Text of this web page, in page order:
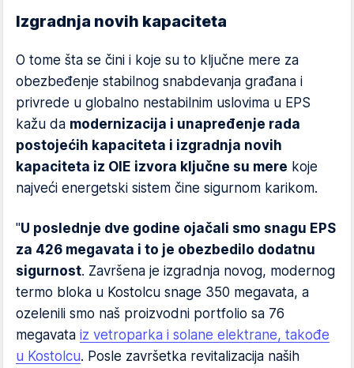
Izgradnja novih kapaciteta
O tome šta se čini i koje su to ključne mere za
obezbeđenje stabilnog snabdevanja građana i
privrede u globalno nestabilnim uslovima u EPS
kažu da modernizacija i unapređenje rada
postojećih kapaciteta i izgradnja novih
kapaciteta iz OIE izvora ključne su mere koje
najveći energetski sistem čine sigurnom karikom.
"U poslednje dve godine ojačali smo snagu EPS
za 426 megavata i to je obezbedilo dodatnu
sigurnost. Završena je izgradnja novog, modernog
termo bloka u Kostolcu snage 350 megavata, a
ozelenili smo naš proizvodni portfolio sa 76
megavata iz vetroparka i solane elektrane, takođe
u Kostolcu. Posle završetka revitalizacija naših